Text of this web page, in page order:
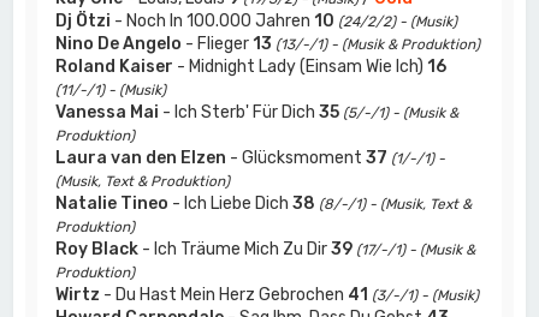
Dj Ötzi - Noch In 100.000 Jahren 10 (24/2/2) - (Musik)
Nino De Angelo - Flieger 13 (13/-/1) - (Musik & Produktion)
Roland Kaiser - Midnight Lady (Einsam Wie Ich) 16
(11/-/1) - (Musik)
Vanessa Mai - Ich Sterb' Für Dich35 (5/-/1) - (Musik &
Produktion)
Laura van den Elzen - Glücksmoment37 (1/-/1) -
(Musik, Text & Produktion)
Natalie Tineo - Ich Liebe Dich38 (8/-/1) - (Musik, Text &
Produktion)
Roy Black - Ich Träume Mich Zu Dir39 (17/-/1) - (Musik &
Produktion)
Wirtz - Du Hast Mein Herz Gebrochen 41 (3/-/1) - (Musik)